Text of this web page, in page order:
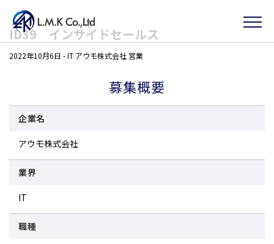
Skip
to
the
ID39 インサイドセールス
2022年10月6日 -IT アウモ株式会社 営業
募集概要
企業名
アウモ株式会社
業界
IT
職種